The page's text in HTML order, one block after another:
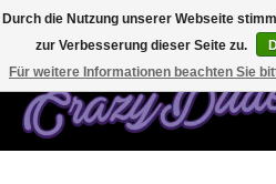
Kostenfreier Versand für Bestellungen ab 250
Durch die Nutzung unserer Webseite
zur Verbesserung dieser Seite zu.
Für weitere Informationen beachten Sie